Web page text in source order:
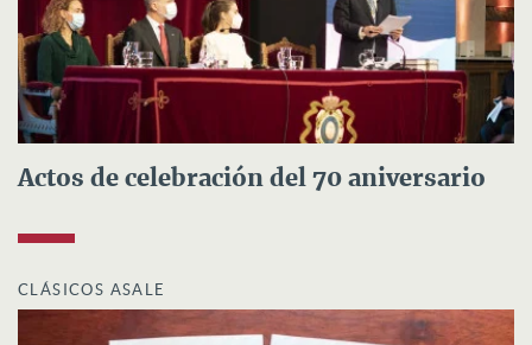
Actos de celebración del 70 aniversario
CLÁSICOS ASALE